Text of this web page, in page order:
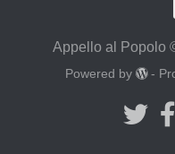
Appello al Popolo
Powered by -